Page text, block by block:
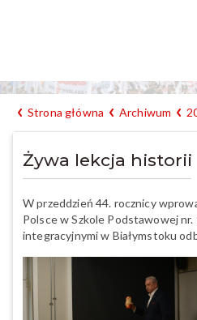
Strona główna Archiwum
Żywa lekcja historii
W przeddzień 44. rocznicy
Polsce w Szkole Podstawowej nr.
integracyjnymi w Białymstoku